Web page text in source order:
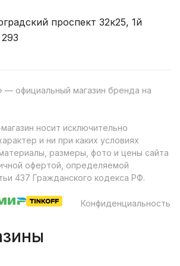
проспект 32к25, 1й
официальный магазин бренда на
носит исключительно
и ни при каких условиях
размеры, фото и цены сайта
офертой, определяемой
437 Гражданского кодекса РФ.
Конфиденциальность